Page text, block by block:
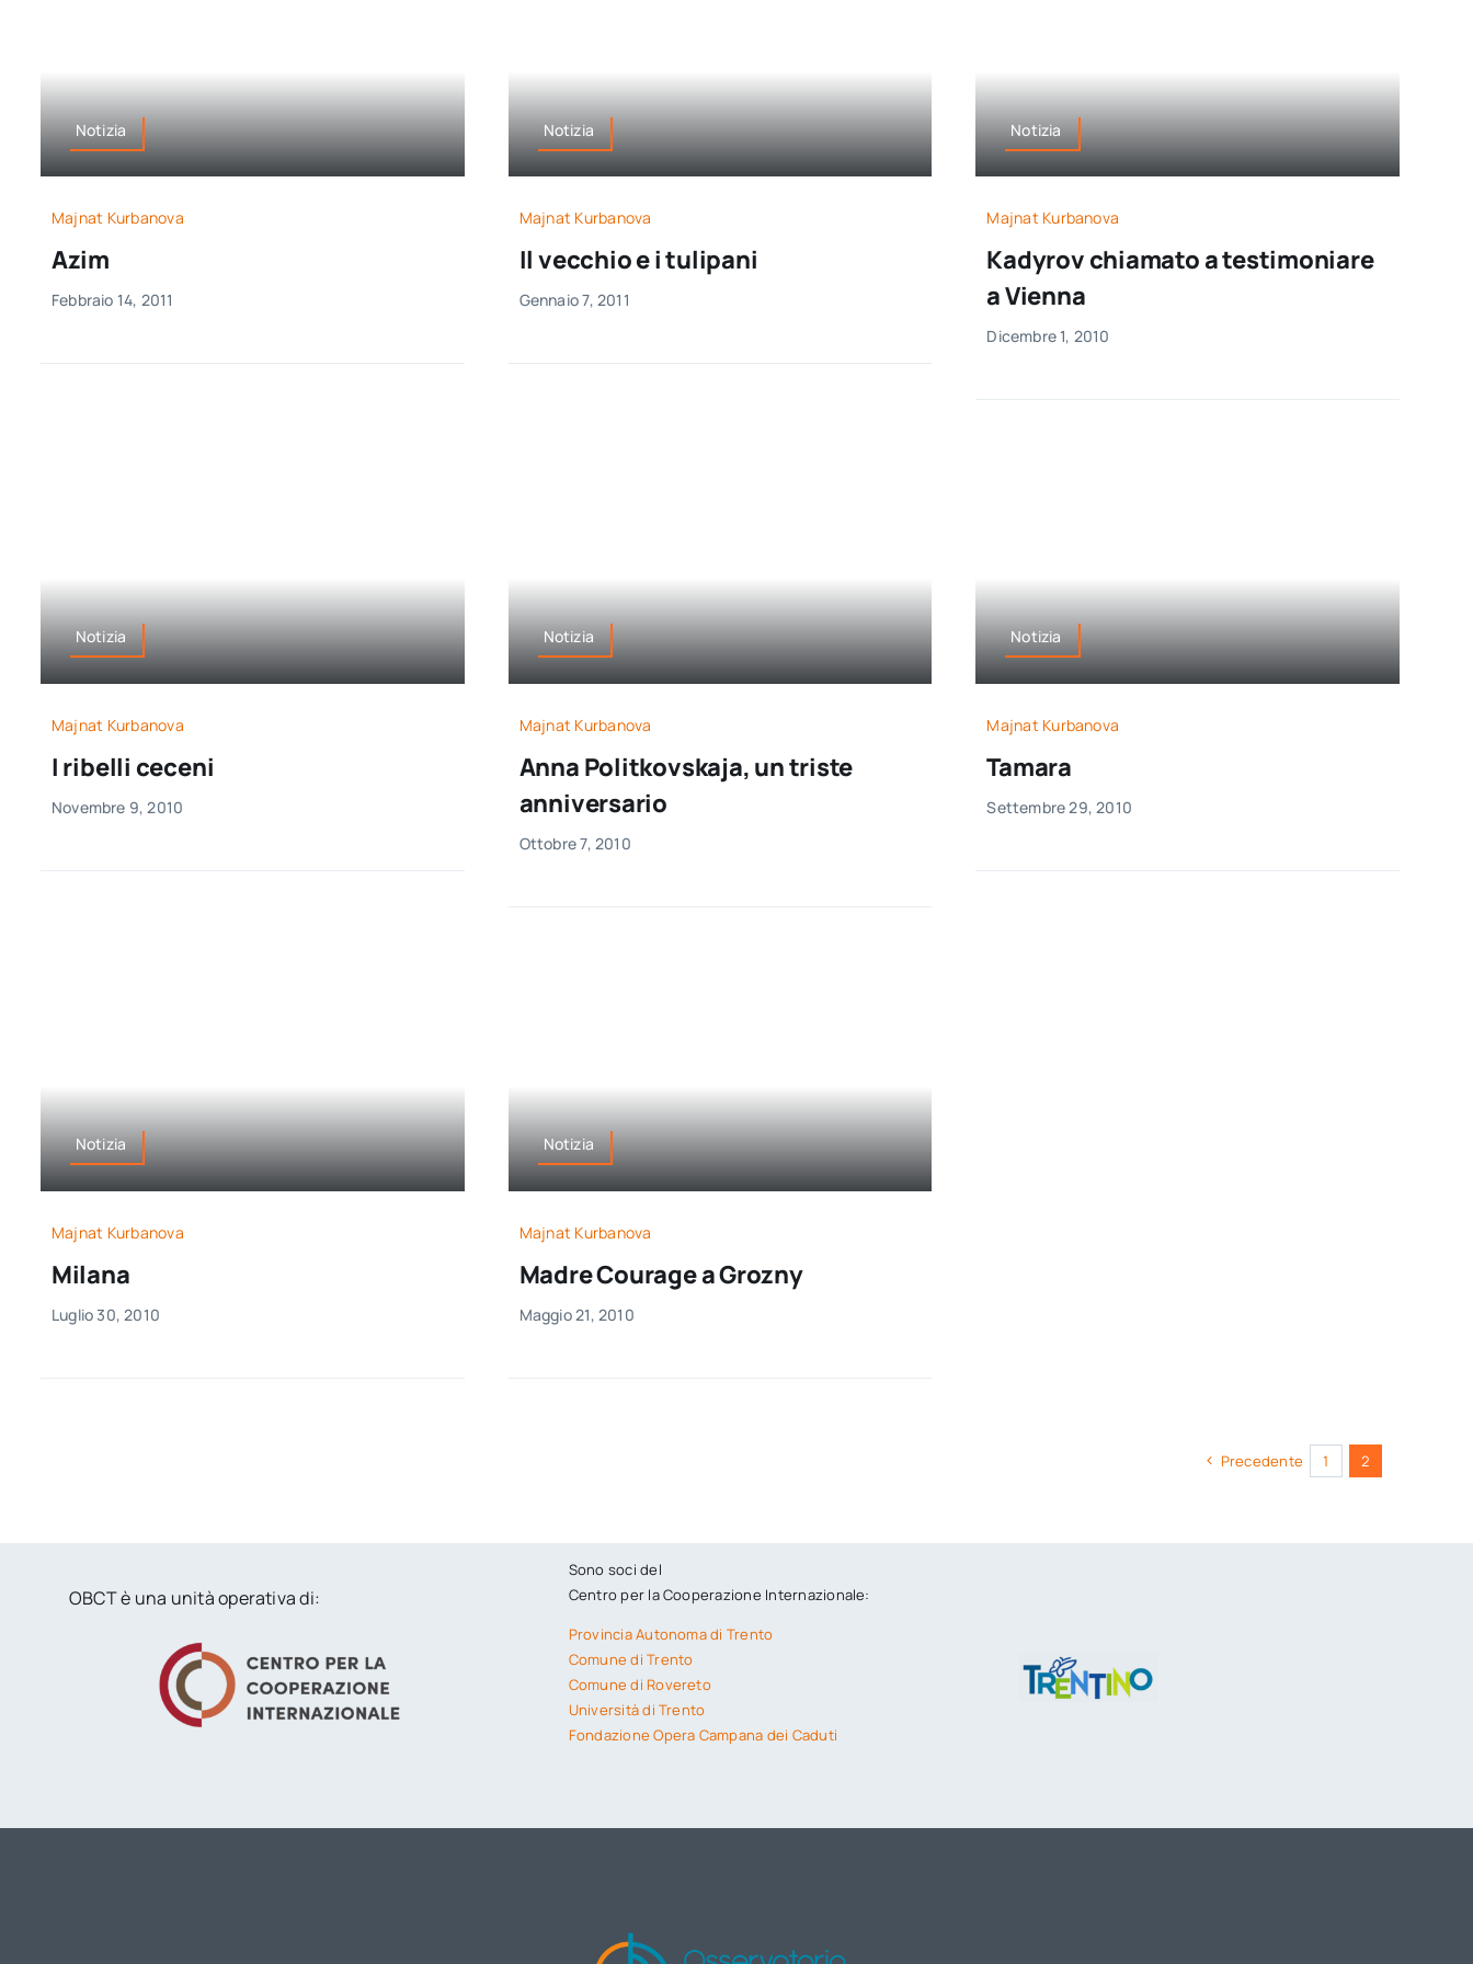
Notizia
Majnat Kurbanova
Azim
Febbraio 14, 2011
Notizia
Majnat Kurbanova
Il vecchio e i tulipani
Gennaio 7, 2011
Notizia
Majnat Kurbanova
Kadyrov chiamato a testimoniare
a Vienna
Dicembre 1, 2010
Notizia
Majnat Kurbanova
I ribelli ceceni
Novembre 9, 2010
Notizia
Majnat Kurbanova
Anna Politkovskaja, un triste
anniversario
Ottobre 7, 2010
Notizia
Majnat Kurbanova
Tamara
Settembre 29, 2010
Notizia
Majnat Kurbanova
Milana
Luglio 30, 2010
Notizia
Majnat Kurbanova
Madre Courage a Grozny
Maggio 21, 2010
Precedente 1 2
OBCT è una unità operativa di:
Sono soci del
Centro per la Cooperazione Internazionale:
Provincia Autonoma di Trento
Comune di Trento
Comune di Rovereto
Università di Trento
Fondazione Opera Campana dei Caduti